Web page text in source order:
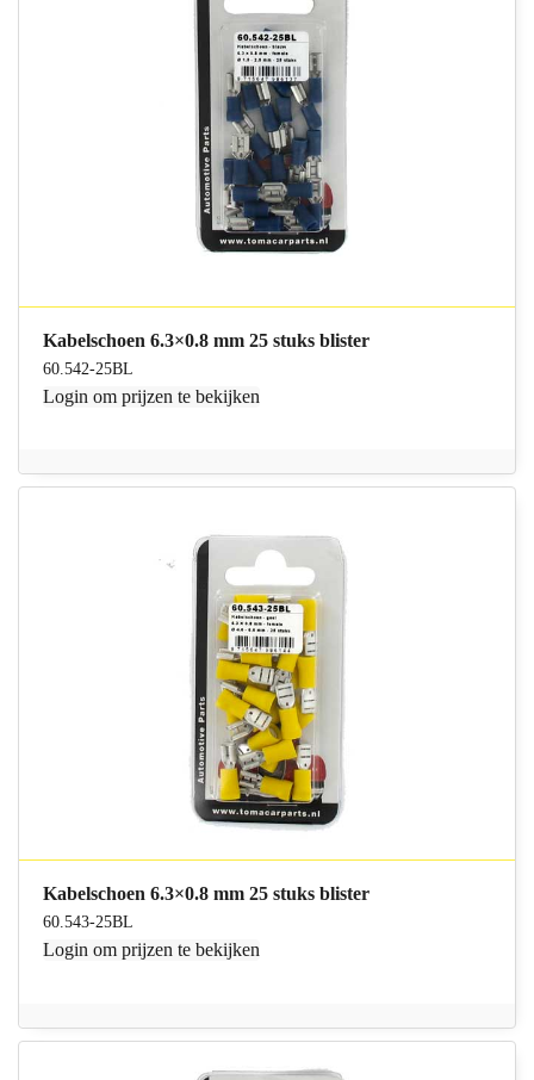
Kabelschoen 6.3×0.8 mm 25 stuks blister
60.542-25BL
Login om prijzen te bekijken
Kabelschoen 6.3×0.8 mm 25 stuks blister
60.543-25BL
Login om prijzen te bekijken